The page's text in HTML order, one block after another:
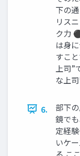
下の
リス
ク力
は身
すこ
上司
な上
6.
部下
鏡で
定経
いケ